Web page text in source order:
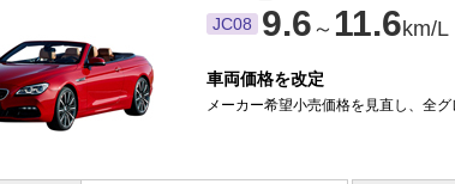
JC08 9.6 ～ 11.6km/L
車両価格を改定
メーカー希望小売価格を見直し、全